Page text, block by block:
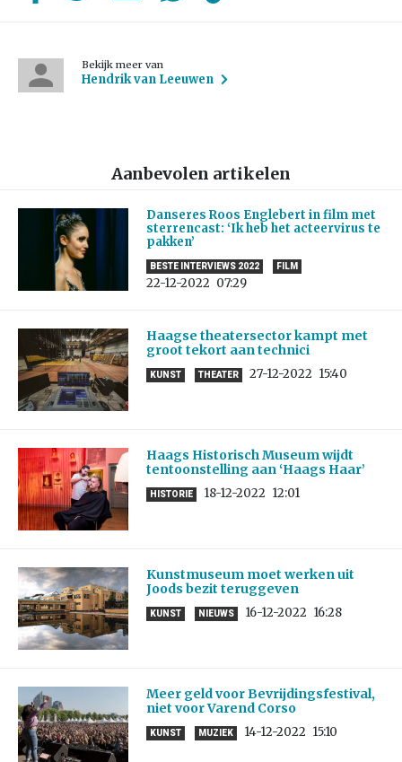
Bekijk meer van
Hendrik van Leeuwen
Aanbevolen artikelen
Danseres Roos Englebert in film met
sterrencast: ‘Ik heb het acteervirus te
pakken’
BESTE INTERVIEWS 2022 FILM
22-12-2022 07:29
Haagse theatersector kampt met
groot tekort aan technici
KUNST THEATER 27-12-2022 15:40
Haags Historisch Museum wijdt
tentoonstelling aan ‘Haags Haar’
HISTORIE 18-12-2022 12:01
Kunstmuseum moet werken uit
Joods bezit teruggeven
KUNST NIEUWS 16-12-2022 16:28
Meer geld voor Bevrijdingsfestival,
niet voor Varend Corso
KUNST MUZIEK 14-12-2022 15:10